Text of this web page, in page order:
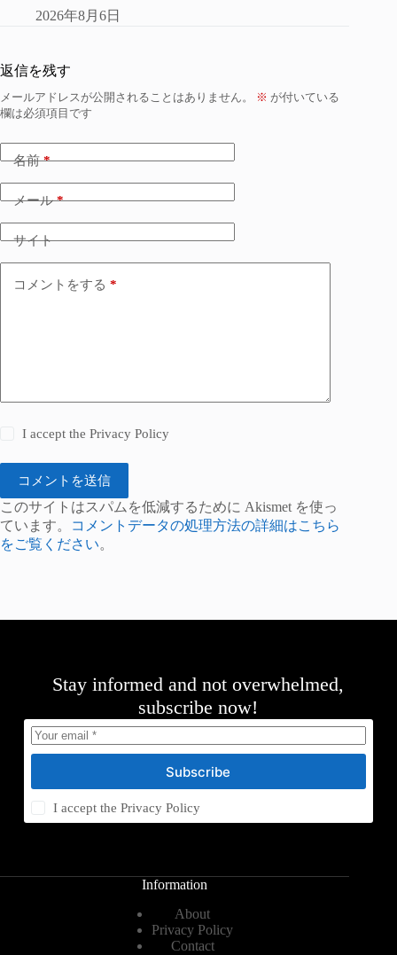
2026年8月6日
返信を残す
メールアドレスが公開されることはありません。 ※ が付いている
欄は必須項目です
名前*
メール*
サイト
コメントをする *
I accept thePrivacy Policy
コメントを送信
このサイトはスパムを低減するために Akismet を使っ
ています。
コメントデータの処理方法の詳細はこちら
をご覧ください。
Stay informed and not overwhelmed,
subscribe now!
Subscribe
I accept thePrivacy Policy
Information
About
Privacy Policy
Contact